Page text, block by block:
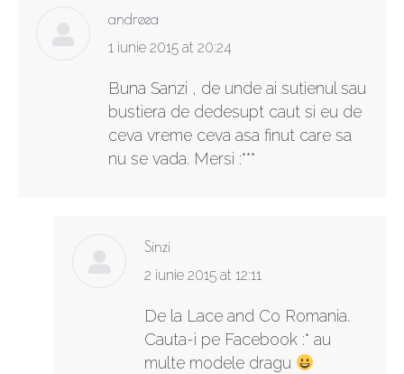
andreea
says:
1 iunie 2015 at 20:24
Buna Sanzi , de unde ai sutienul sau
bustiera de dedesupt caut si eu de
ceva vreme ceva asa finut care sa
nu se vada. Mersi :***
Sinzi
says:
2 iunie 2015 at 12:11
De la Lace and Co Romania.
Cauta-i pe Facebook :* au
multe modele dragu